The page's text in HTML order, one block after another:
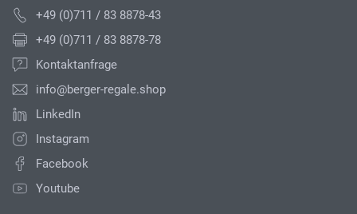
+49 (0)711 / 83 8878-43
+49 (0)711 / 83 8878-78
Kontaktanfrage
info@berger-regale.shop
LinkedIn
Instagram
Facebook
Youtube